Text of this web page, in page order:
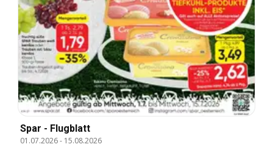
Spar - Flugblatt
01.07.2026- 15.08.2026